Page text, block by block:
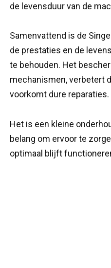
de levensduur van de
Samenvattend is de
de prestaties en de
te behouden. Het
mechanismen, verbetert
voorkomt dure reparaties.
Het is een kleine
belang om ervoor te
optimaal blijft